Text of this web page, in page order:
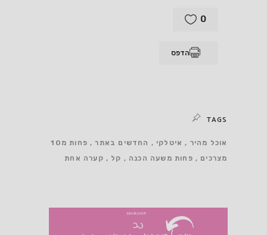
0
הדפס
TAGS
אוכל מהיר איטלקי החדשים באתר
פחות מ10
מצרכים
פחות משעה הכנה קל קערה אחת